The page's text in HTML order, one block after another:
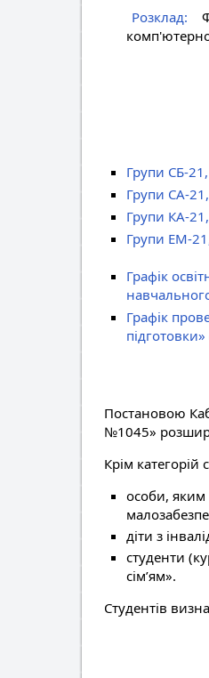
Розклад:
Групи СБ-
Групи СА-
Групи КА-
Групи ЕМ-
Графік
Графік
підготовки»
Постановою
№1045»
Крім
особи, яким
діти з
студенти
сім’ям».
Студентів